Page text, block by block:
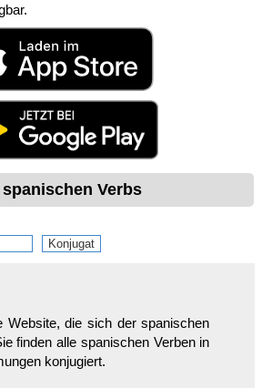
Verbs
Website, die sich der spanischen
finden alle spanischen Verben in
konjugiert.